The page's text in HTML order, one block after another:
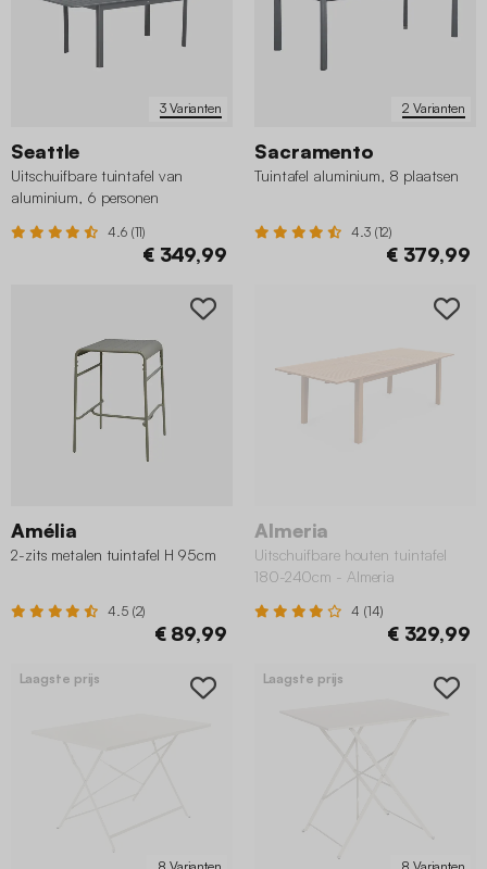
3 Varianten
Seattle
Uitschuifbare tuintafel van
aluminium, 6 personen
4.6 (11)
€ 349,99
2 Varianten
Sacramento
Tuintafel aluminium, 8 plaatsen
4.3 (12)
€ 379,99
Amélia
2-zits metalen tuintafel H 95cm
4.5 (2)
€ 89,99
Almeria
Uitschuifbare houten tuintafel
180-240cm - Almeria
4 (14)
€ 329,99
Laagste prijs Laagste prijs